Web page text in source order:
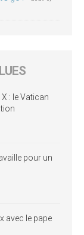
: le Vatican
pour un
avec le pape